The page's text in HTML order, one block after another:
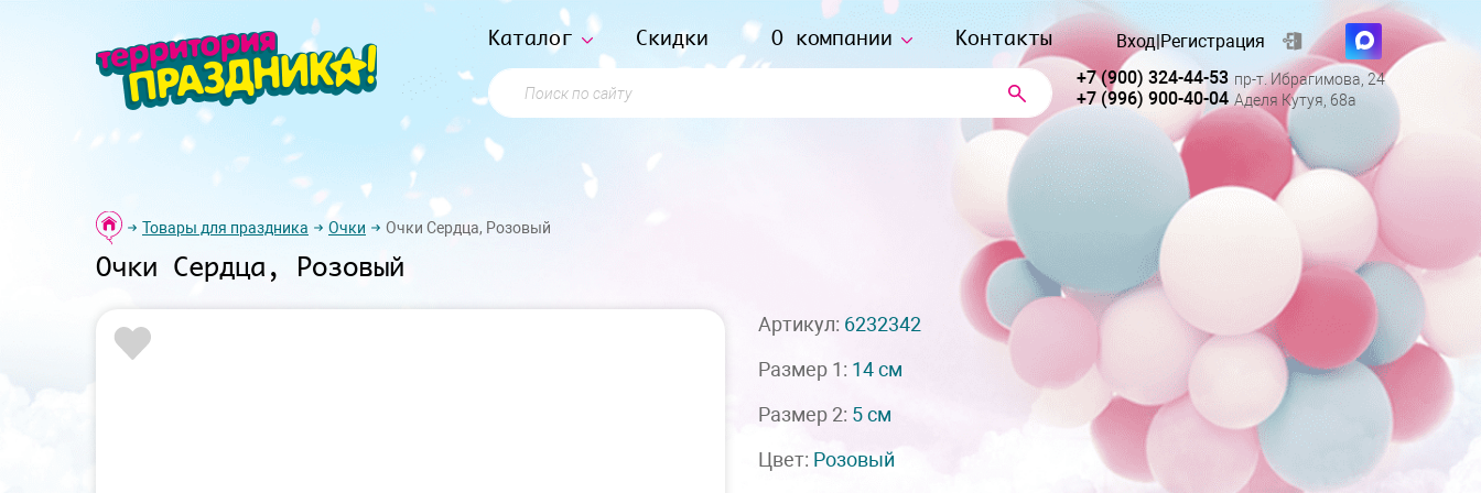
Каталог Скидки О компании Контакты
Поиск по сайту
Вход|Регистрация
+7 (900) 324-44-53 пр-т. Ибрагимова, 24
+7 (996) 900-40-04 Аделя Кутуя, 68а
Товары для праздника Очки Очки Сердца, Розовый
Очки Сердца, Розовый
Артикул: 6232342
Размер 1: 14 см
Размер 2: 5 см
Цвет: Розовый